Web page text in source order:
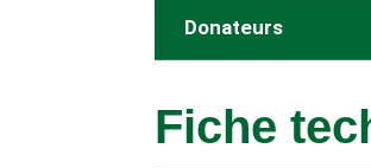
Donateurs
Fiche